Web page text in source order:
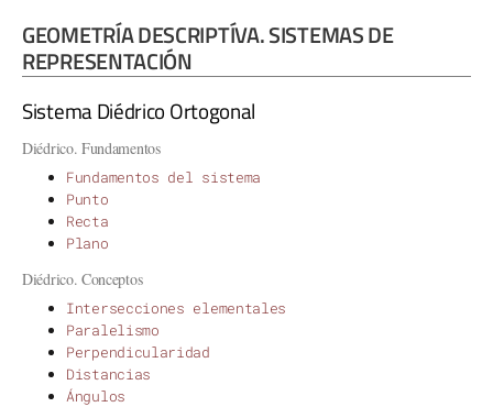
GEOMETRÍA DESCRIPTÍVA. SISTEMAS DE
REPRESENTACIÓN
Sistema Diédrico Ortogonal
Diédrico. Fundamentos
Fundamentos del sistema
Punto
Recta
Plano
Diédrico. Conceptos
Intersecciones elementales
Paralelismo
Perpendicularidad
Distancias
Ángulos